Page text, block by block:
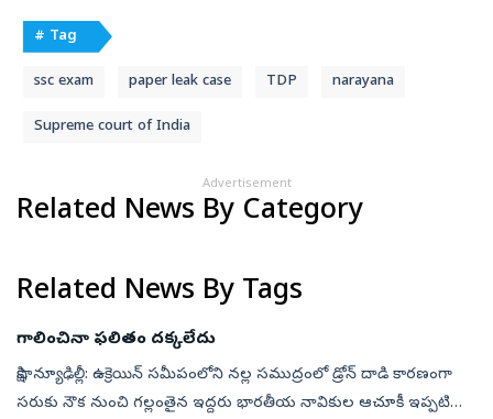
# Tag
ssc exam paper leak case TDP narayana
Supreme court of India
Advertisement
Related News By Category
Related News By Tags
గాలించినా ఫలితం దక్కలేదు
సాక్షి, న్యూఢిల్లీ: ఉక్రెయిన్‌ సమీపంలోని నల్ల సముద్రంలో డ్రోన్‌ దాడి కారణంగా
సరుకు నౌక నుంచి గల్లంతైన ఇద్దరు భారతీయ నావికుల ఆచూకీ ఇప్పటి